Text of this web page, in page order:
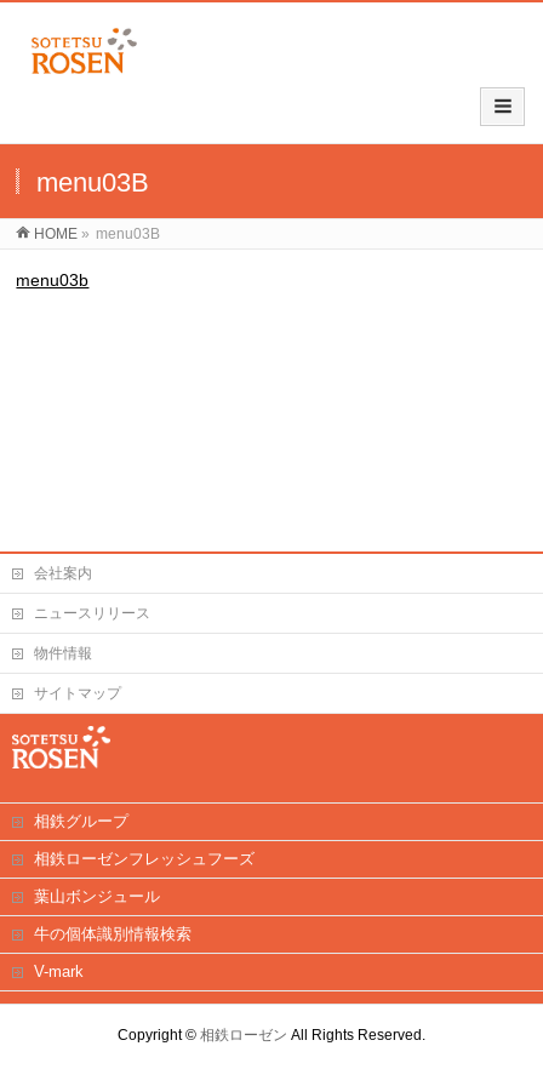
menu03B
HOME » menu03B
menu03b
会社案内
ニュースリリース
物件情報
サイトマップ
相鉄グループ
相鉄ローゼンフレッシュフーズ
葉山ボンジュール
牛の個体識別情報検索
V-mark
Copyright © 相鉄ローゼン All Rights Reserved.